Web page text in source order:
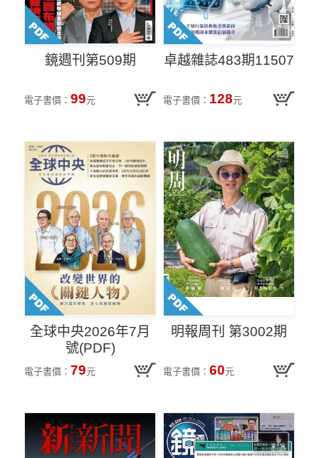
鏡週刊第509期
電子書價： 99元
卓越雜誌483期11507
電子書價： 128元
全球中央2026年7月
號(PDF)
電子書價： 79元
明報周刊 第3002期
電子書價： 60元